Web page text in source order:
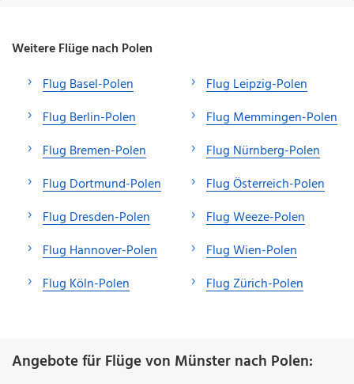
Weitere Flüge nach Polen
Flug Basel-Polen
Flug Berlin-Polen
Flug Bremen-Polen
Flug Dortmund-Polen
Flug Dresden-Polen
Flug Hannover-Polen
Flug Köln-Polen
Flug Leipzig-Polen
Flug Memmingen-Polen
Flug Nürnberg-Polen
Flug Österreich-Polen
Flug Weeze-Polen
Flug Wien-Polen
Flug Zürich-Polen
Angebote für Flüge von Münster nach Polen: